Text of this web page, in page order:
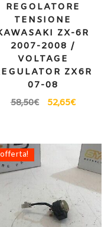
REGOLATORE
TENSIONE
ZX-6R
2007-2008 /
VOLTAGE
ZX6R
07-08
58,50€ 52,65€